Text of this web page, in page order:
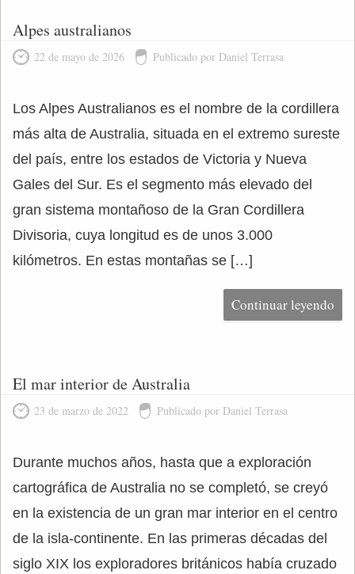
Alpes australianos
22 de mayo de 2026 Publicado por Daniel Terrasa
Los Alpes Australianos es el nombre de la cordillera
más alta de Australia, situada en el extremo sureste
del país, entre los estados de Victoria y Nueva
Gales del Sur. Es el segmento más elevado del
gran sistema montañoso de la Gran Cordillera
Divisoria, cuya longitud es de unos 3.000
kilómetros. En estas montañas se […]
Continuar leyendo
El mar interior de Australia
23 de marzo de 2022 Publicado por Daniel Terrasa
Durante muchos años, hasta que a exploración
cartográfica de Australia no se completó, se creyó
en la existencia de un gran mar interior en el centro
de la isla-continente. En las primeras décadas del
siglo XIX los exploradores británicos había cruzado